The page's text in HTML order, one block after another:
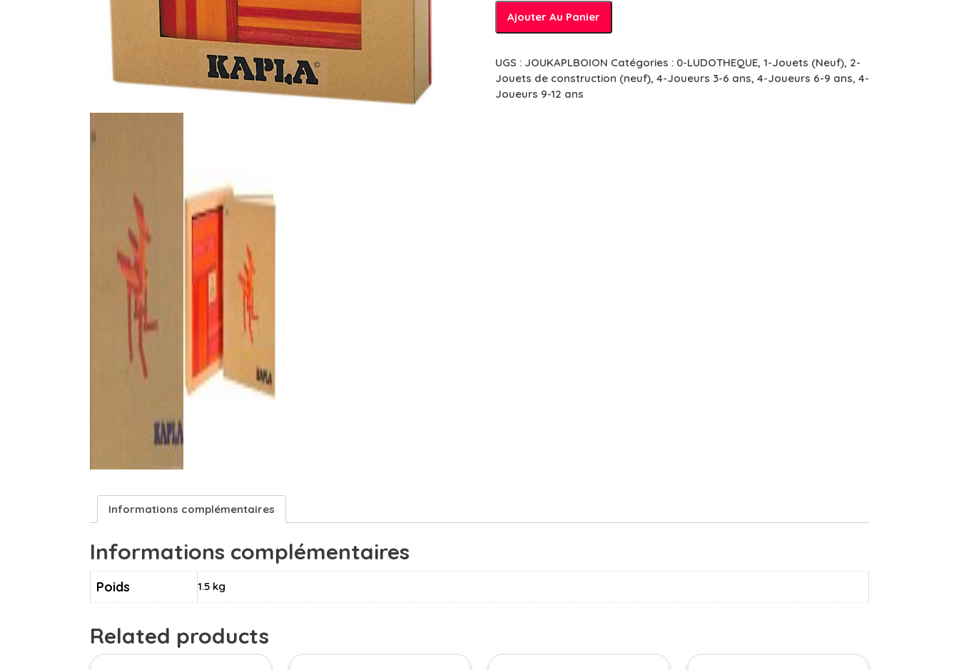
quantité
de
Boîte
orange
Ajouter Au Panier
UGS : JOUKAPLBOION Catégories : 0-LUDOTHEQUE, 1-Jouets (Neuf), 2-
Jouets de construction (neuf), 4-Joueurs 3-6 ans, 4-Joueurs 6-9 ans, 4-
Joueurs 9-12 ans
Informations complémentaires
Informations complémentaires
Poids 1.5 kg
Related products